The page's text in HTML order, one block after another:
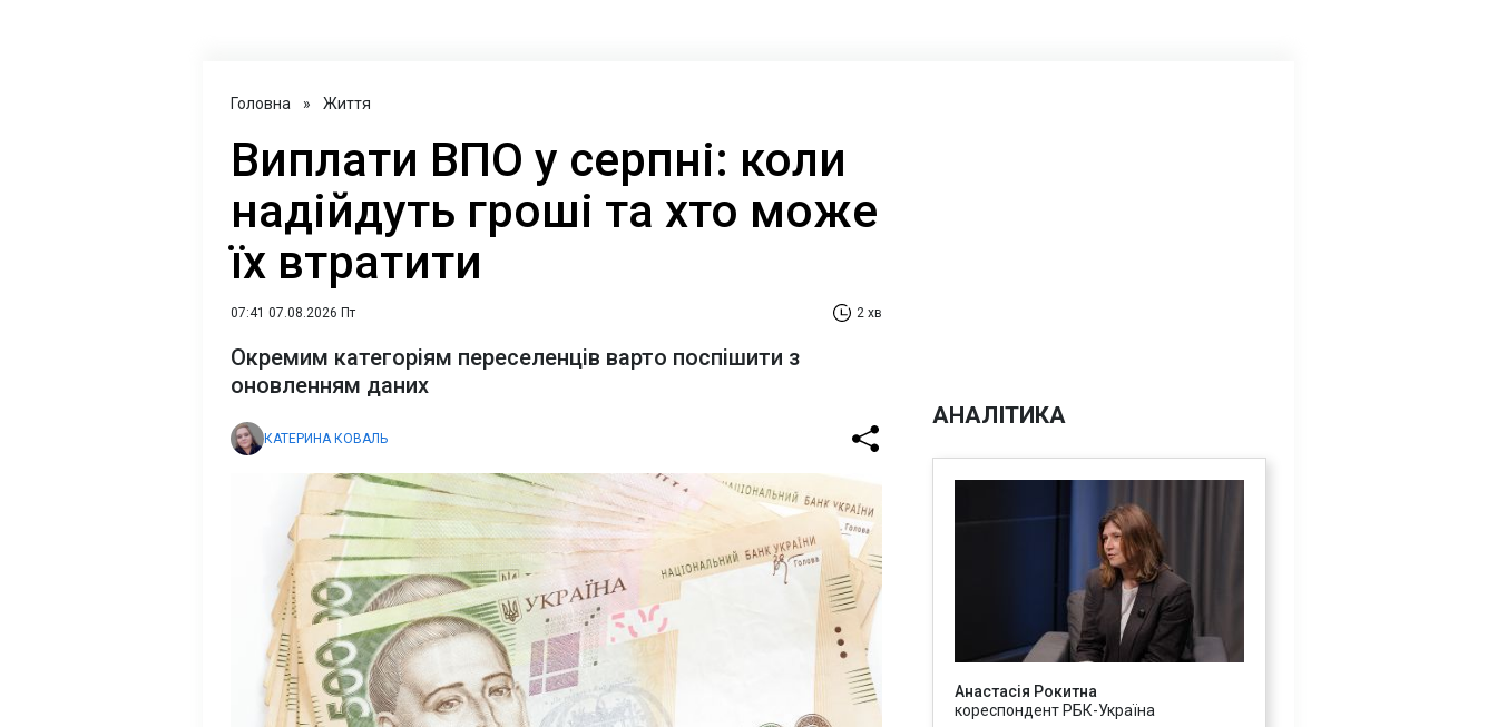
Головна » Життя
Виплати ВПО у серпні: коли
надійдуть гроші та хто може
їх втратити
07:41 07.08.2026 Пт 2 хв
Окремим категоріям переселенців варто поспішити з
оновленням даних
КАТЕРИНА КОВАЛЬ
АНАЛІТИКА
Анастасія Рокитна
кореспондент РБК-Україна